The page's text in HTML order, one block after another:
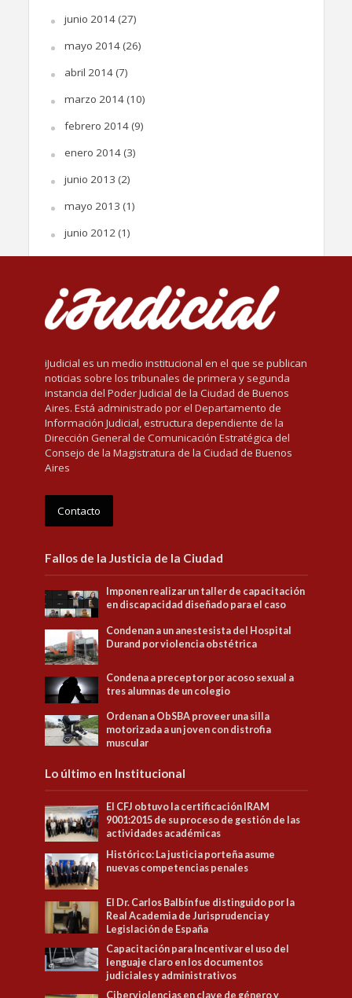
junio 2014(27)
mayo 2014(26)
abril 2014(7)
marzo 2014(10)
febrero 2014(9)
enero 2014(3)
junio 2013 (2)
mayo 2013 (1)
junio 2012(1)
iJudicial es un medio institucional en el que se publican
noticias sobre los tribunales de primera y segunda
instancia del Poder Judicial de la Ciudad de Buenos
Aires. Está administrado por el Departamento de
Información Judicial, estructura dependiente de la
Dirección General de Comunicación Estratégica del
Consejo de la Magistratura de la Ciudad de Buenos
Aires
Contacto
Fallos de la Justicia de la Ciudad
Imponen realizar un taller de capacitación
en discapacidad diseñado para el caso
Condenan a un anestesista del Hospital
Durand por violencia obstétrica
Condena a preceptor por acoso sexual a
tres alumnas de un colegio
Ordenan a ObSBA proveer una silla
motorizada a un joven con distrofia
muscular
Lo último en Institucional
El CFJ obtuvo la certificación IRAM
9001:2015 de su proceso de gestión de las
actividades académicas
Histórico: La justicia porteña asume
nuevas competencias penales
El Dr. Carlos Balbín fue distinguido por la
Real Academia de Jurisprudencia y
Legislación de España
Capacitación para Incentivar el uso del
lenguaje claro en los documentos
judiciales y administrativos
Ciberviolencias en clave de género y